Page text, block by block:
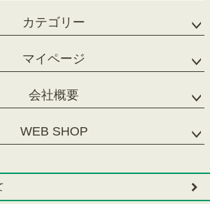
カテゴリー
マイページ
会社概要
WEB SHOP